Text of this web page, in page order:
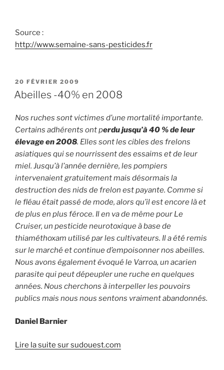
Source :
http://www.semaine-sans-pesticides.fr
PUBLIÉ
LE
20 FÉVRIER 2009
Abeilles -40% en 2008
Nos ruches sont victimes d’une mortalité importante.
Certains adhérents ont perdu jusqu’à 40 % de leur
élevage en 2008. Elles sont les cibles des frelons
asiatiques qui se nourrissent des essaims et de leur
miel. Jusqu’à l’année dernière, les pompiers
intervenaient gratuitement mais désormais la
destruction des nids de frelon est payante. Comme si
le fléau était passé de mode, alors qu’il est encore là et
de plus en plus féroce. Il en va de même pour Le
Cruiser, un pesticide neurotoxique à base de
thiaméthoxam utilisé par les cultivateurs. Il a été remis
sur le marché et continue d’empoisonner nos abeilles.
Nous avons également évoqué le Varroa, un acarien
parasite qui peut dépeupler une ruche en quelques
années. Nous cherchons à interpeller les pouvoirs
publics mais nous nous sentons vraiment abandonnés.
Daniel Barnier
Lire la suite sur sudouest.com